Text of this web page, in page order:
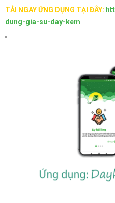
TẢI NGAY ỨNG DỤNG TẠI ĐÂY:
dung-gia-su-day-kem